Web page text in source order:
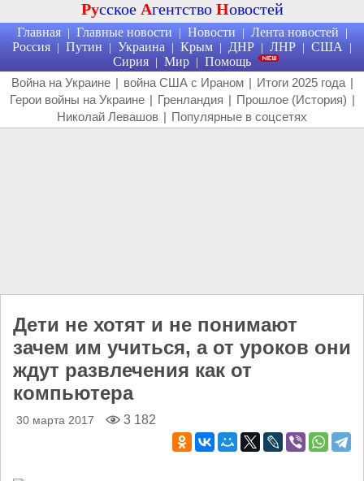
Русское Агентство Новостей
Главная | Главные новости | Новости | Лента новостей |
Россия | Путин | Украина | Крым | ДНР | ЛНР | США |
Сирия | Мир | Помощь
Война на Украине | война США с Ираном | Итоги 2025 года |
Герои войны на Украине | Гренландия | Прошлое (История) |
Николай Левашов | Популярные в соцсетях
Дети не хотят и не понимают
зачем им учиться, а от уроков они
ждут развлечения как от
компьютера
30 марта 2017 3 182